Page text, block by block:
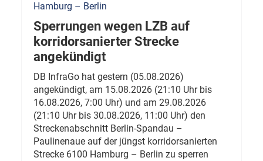
Hamburg – Berlin
Sperrungen wegen LZB auf
korridorsanierter Strecke
angekündigt
DB InfraGo hat gestern (05.08.2026)
angekündigt, am 15.08.2026 (21:10 Uhr bis
16.08.2026, 7:00 Uhr) und am 29.08.2026
(21:10 Uhr bis 30.08.2026, 11:00 Uhr) den
Streckenabschnitt Berlin-Spandau –
Paulinenaue auf der jüngst korridorsanierten
Strecke 6100 Hamburg – Berlin zu sperren